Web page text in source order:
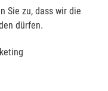
Sie zu, dass wir die
dürfen.
2026